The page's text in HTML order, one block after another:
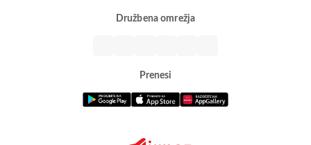
Družbena omrežja
Prenesi